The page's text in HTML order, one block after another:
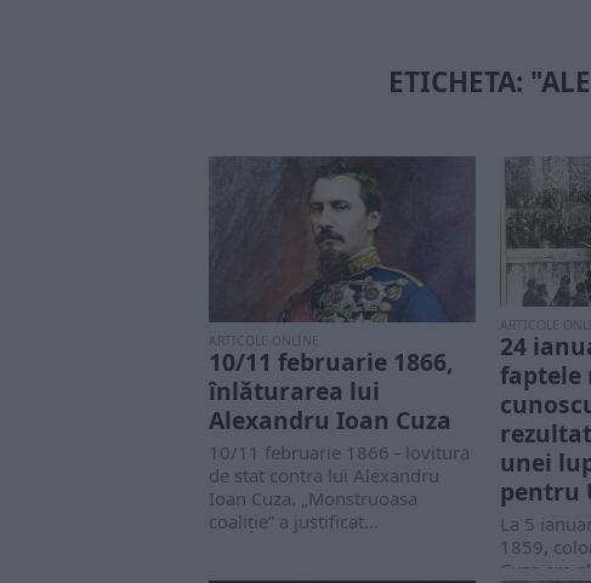
ETICHETA:
ARTICOLE ONLINE
10/11 februarie 1866,
înlăturarea lui
Alexandru Ioan Cuza
10/11 februarie 1866 - lovitura
de stat contra lui Alexandru
Ioan Cuza. „Monstruoasa
coaliție” a justificat...
ARTICOLE
24
faptele
unei
pentru
La 5
1859,
Cuza era